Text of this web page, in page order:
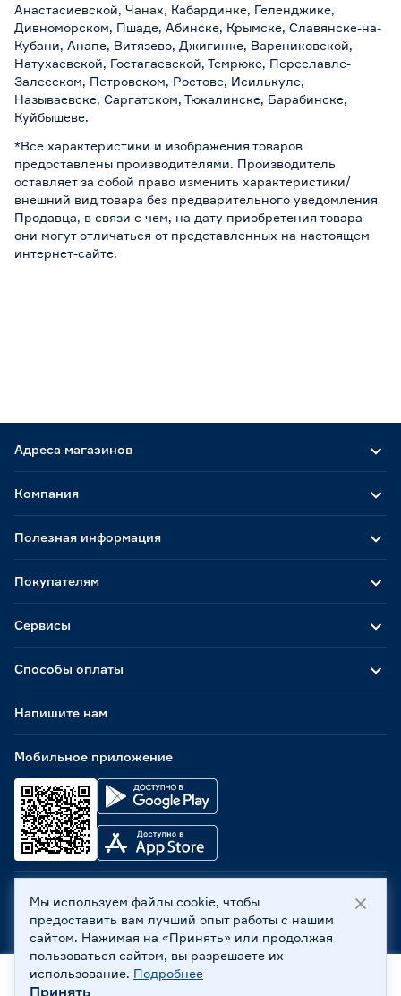
Анастасиевской, Чанах, Кабардинке, Геленджике,
Дивноморском, Пшаде, Абинске, Крымске, Славянске-на-
Кубани, Анапе, Витязево, Джигинке, Варениковской,
Натухаевской, Гостагаевской, Темрюке, Переславле-
Залесском, Петровском, Ростове, Исилькуле,
Называевске, Саргатском, Тюкалинске, Барабинске,
Куйбышеве.
*Все характеристики и изображения товаров
предоставлены производителями. Производитель
оставляет за собой право изменить характеристики/
внешний вид товара без предварительного уведомления
Продавца, в связи с чем, на дату приобретения товара
они могут отличаться от представленных на настоящем
интернет-сайте.
Адреса магазинов
Способы оплаты
Мобильное приложение
Компания
Полезная информация
Покупателям
Сервисы
Напишите нам
ООО «Бауцентр Рус» 2004 -2026, 236029, г. Калининград,
ул. А.Невского, 205. ИНН 7702596813, КПП 390601001 ©
Все права защищены
Политика обработки персональных данных
Правовая информация
Мы используем файлы cookie, чтобы
предоставить вам лучший опыт работы с нашим
сайтом. Нажимая на «Принять» или продолжая
пользоваться сайтом, вы разрешаете их
использование. Подробнее
Принять